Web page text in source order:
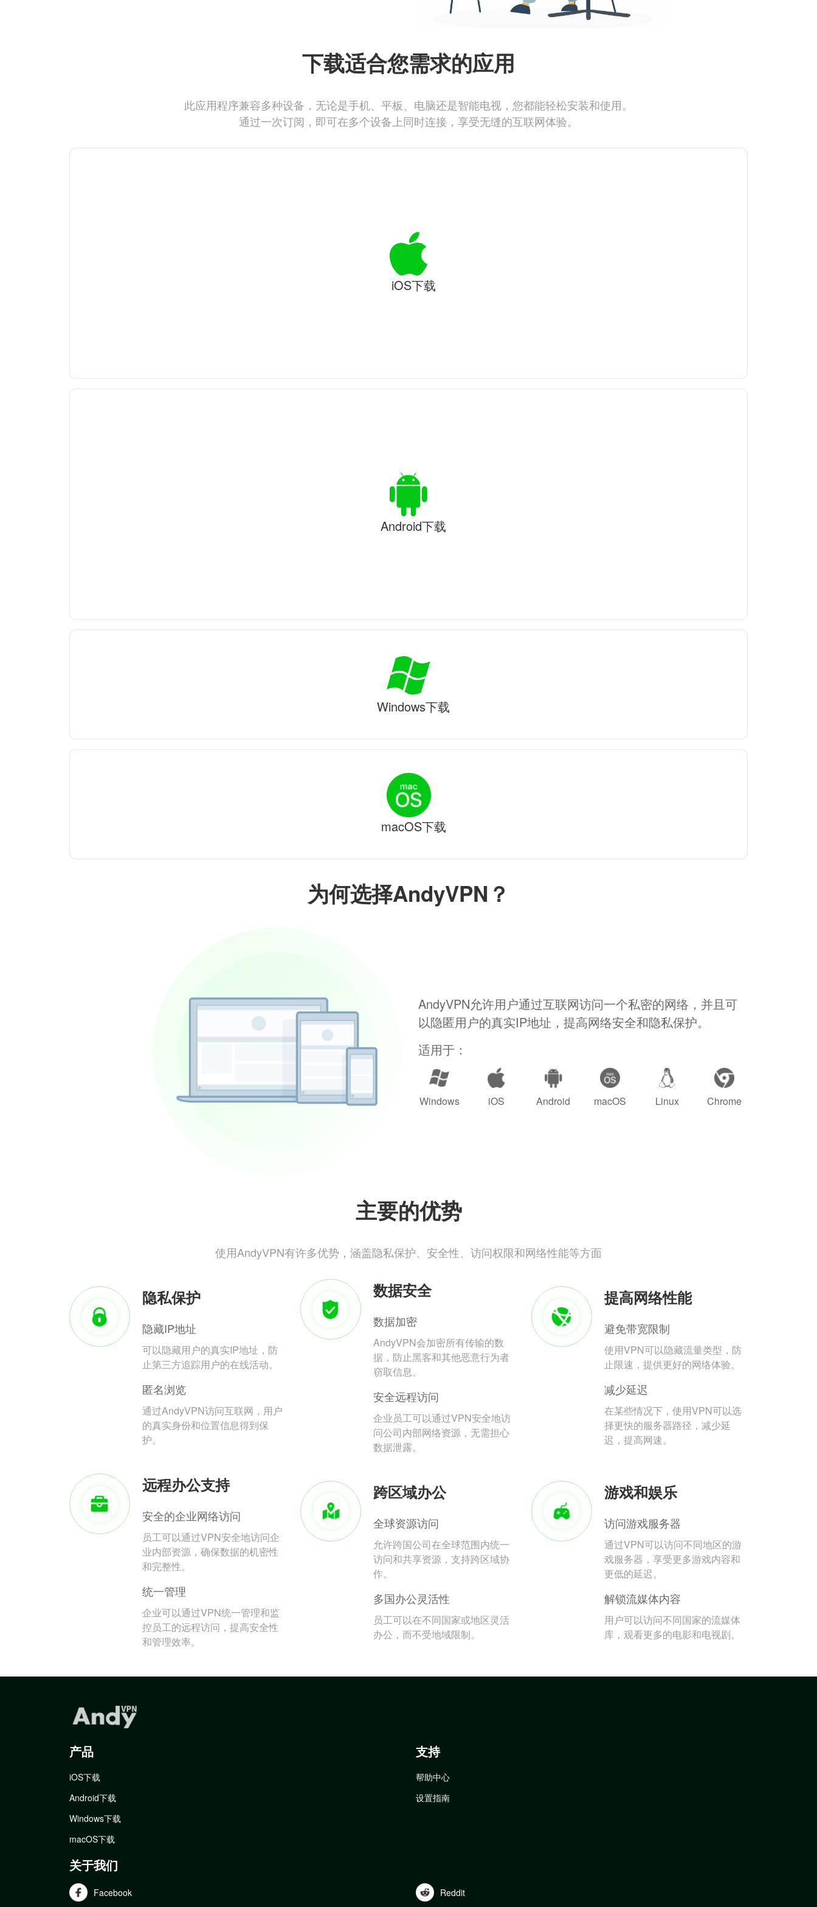
为何选择AndyVPN？
AndyVPN允许用户通过互联网访问一个私密的网络，并且可
以隐匿用户的真实IP地址，提高网络安全和隐私保护。
适用于：
Windows iOS Android macOS Linux Chrome
主要的优势
使用AndyVPN有许多优势，涵盖隐私保护、安全性、访问权限和网络性能等方面
隐私保护
隐藏IP地址
可以隐藏用户的真实IP地址，防
止第三方追踪用户的在线活动。
匿名浏览
通过AndyVPN访问互联网，用户
的真实身份和位置信息得到保
护。
数据安全
数据加密
AndyVPN会加密所有传输的数
据，防止黑客和其他恶意行为者
窃取信息。
安全远程访问
企业员工可以通过VPN安全地访
问公司内部网络资源，无需担心
数据泄露。
提高网络性能
避免带宽限制
使用VPN可以隐藏流量类型，防
止限速，提供更好的网络体验。
减少延迟
在某些情况下，使用VPN可以选
择更快的服务器路径，减少延
迟，提高网速。
远程办公支持
安全的企业网络访问
员工可以通过VPN安全地访问企
业内部资源，确保数据的机密性
和完整性。
统一管理
企业可以通过VPN统一管理和监
控员工的远程访问，提高安全性
和管理效率。
跨区域办公
全球资源访问
允许跨国公司在全球范围内统一
访问和共享资源，支持跨区域协
作。
多国办公灵活性
员工可以在不同国家或地区灵活
办公，而不受地域限制。
游戏和娱乐
访问游戏服务器
通过VPN可以访问不同地区的游
戏服务器，享受更多游戏内容和
更低的延迟。
解锁流媒体内容
用户可以访问不同国家的流媒体
库，观看更多的电影和电视剧。
下载适合您需求的应用
此应用程序兼容多种设备，无论是手机、平板、电脑还是智能电视，您都能轻松安装和使用。
通过一次订阅，即可在多个设备上同时连接，享受无缝的互联网体验。
iOS下载
Android下载
Windows下载
macOS下载
产品
iOS下载
Android下载
Windows下载
macOS下载
支持
帮助中心
设置指南
关于我们
Facebook Reddit